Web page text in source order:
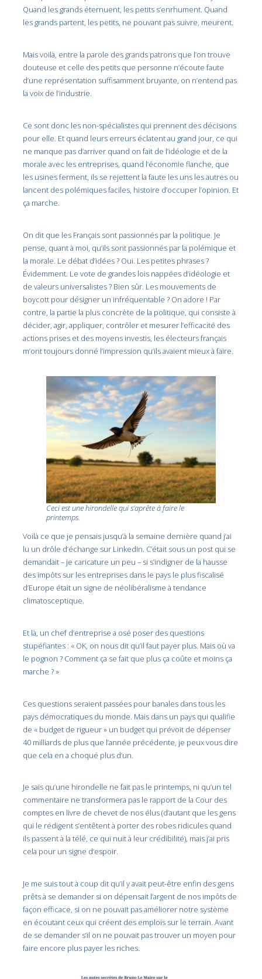
Quand les grands éternuent, les petits s’enrhument. Quand
les grands partent, les petits, ne pouvant pas suivre, meurent.
Mais voilà, entre la parole des grands patrons que l’on trouve
douteuse et celle des petits que personne n’écoute faute
d’une représentation suffisamment bruyante, on n’entend pas
la voix de l’industrie.
Ce sont donc les non-spécialistes qui prennent des décisions
pour elle. Et quand leurs erreurs éclatent au grand jour, ce qui
ne manque pas d’arriver quand on fait de l’idéologie et de la
morale avec les entreprises, quand l’économie flanche, que
les usines ferment, ils se rejettent la faute les uns les autres ou
lancent des polémiques faciles, histoire d’occuper l’opinion. Et
ça marche.
On dit que les Français sont passionnés par la politique. Je
pense, quant à moi, qu’ils sont passionnés par la polémique et
la morale. Le débat d’idées ? Oui. Les petites phrases ?
Évidemment. Le vote de grandes lois nappées d’idéologie et
de valeurs universalistes ? Bien sûr. Les mouvements de
boycott pour désigner un infréquentable ? On adore ! Par
contre, la partie la plus concrète de la politique, qui consiste à
décider, agir, appliquer, contrôler et mesurer l’efficacité des
actions prises et des moyens investis, les électeurs français
m’ont toujours donné l’impression qu’ils avaient mieux à faire.
Ceci est une hirondelle qui s’aprête à faire le
printemps.
Voilà ce que je pensais jusqu’à la semaine dernière quand j’ai
lu un drôle d’échange sur LinkedIn. C’était sous un post qui se
demandait – je caricature un peu – si s’indigner de la hausse
des impôts sur les entreprises dans le pays le plus fiscalisé
d’Europe était un signe de néolibéralisme à tendance
climatosceptique.
Et là, un chef d’entreprise a osé poser des questions
stupéfiantes : « OK, on nous dit qu’il faut payer plus. Mais où va
le pognon ? Comment ça se fait que plus ça coûte et moins ça
marche ? »
Ces questions seraient passées pour banales dans tous les
pays démocratiques du monde. Mais dans un pays qui qualifie
de « budget de rigueur » un budget qui prévoit de dépenser
40 milliards de plus que l’année précédente, je peux vous dire
que cela en a choqué plus d’un.
Je sais qu’une hirondelle ne fait pas le printemps, ni qu’un tel
commentaire ne transformera pas le rapport de la Cour des
comptes en livre de chevet de nos élus (d’autant que les gens
qui le rédigent s’entêtent à porter des robes ridicules quand
ils passent à la télé, ce qui nuit à leur crédibilité), mais j’ai pris
cela pour un signe d’espoir.
Je me suis tout à coup dit qu’il y avait peut-être enfin des gens
prêts à se demander si on dépensait l’argent de nos impôts de
façon efficace, si on ne pouvait pas améliorer notre système
en écoutant ceux qui créent des emplois sur le terrain. Avant
de se demander s’il on ne pouvait pas trouver un moyen pour
faire encore plus payer les riches.